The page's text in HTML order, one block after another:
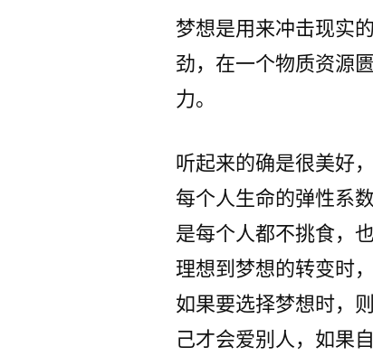
梦想是用来冲击现实
劲，在一个物质资源
力。
听起来的确是很美好
每个人生命的弹性系
是每个人都不挑食，
理想到梦想的转变时
如果要选择梦想时，
己才会爱别人，如果